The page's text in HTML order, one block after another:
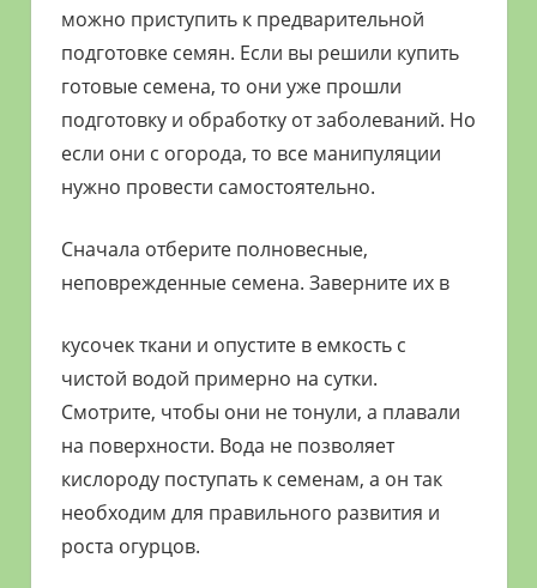
можно приступить к предварительной
подготовке семян. Если вы решили купить
готовые семена, то они уже прошли
подготовку и обработку от заболеваний. Но
если они с огорода, то все манипуляции
нужно провести самостоятельно.
Сначала отберите полновесные,
неповрежденные семена. Заверните их в
кусочек ткани и опустите в емкость с
чистой водой примерно на сутки.
Смотрите, чтобы они не тонули, а плавали
на поверхности. Вода не позволяет
кислороду поступать к семенам, а он так
необходим для правильного развития и
роста огурцов.